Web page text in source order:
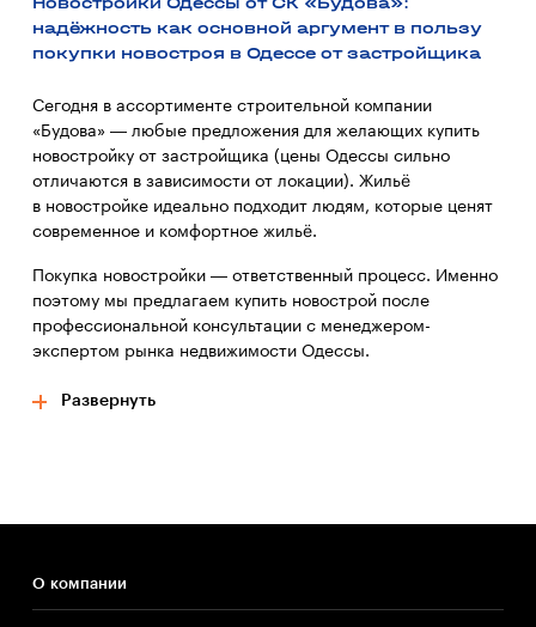
надёжность как основной аргумент в пользу
покупки новостроя в Одессе от застройщика
Сегодня в ассортименте строительной компании
«Будова» — любые предложения для желающих купить
новостройку от застройщика (цены Одессы сильно
отличаются в зависимости от локации). Жильё
в новостройке идеально подходит людям, которые ценят
современное и комфортное жильё.
Покупка новостройки — ответственный процесс. Именно
поэтому мы предлагаем купить новострой после
профессиональной консультации с менеджером-
экспертом рынка недвижимости Одессы.
Несмотря на количество предложений, рынок
желающих выгодно вложить и приумножить средства.
компании «Будова» — яркие жилые комплексы
Развернуть
О компании